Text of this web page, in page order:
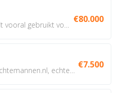
€80.000
€7.500